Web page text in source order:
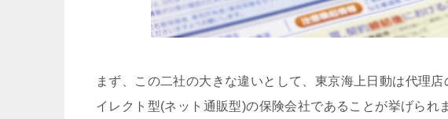
まず、この二社の大きな違いとして、東京海上日動は代理
イレクト型(ネット通販型)の保険会社であることが挙げられ